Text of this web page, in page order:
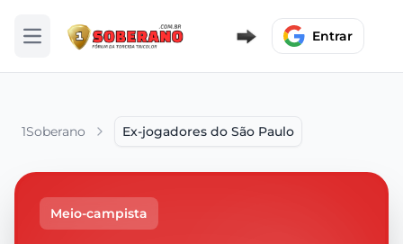
Abrir menu Entrar
1Soberano Ex-jogadores do São Paulo
Meio-campista